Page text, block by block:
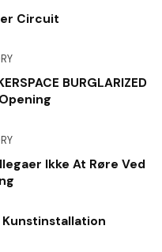
Circuit
BURGLARIZED
Ikke At Røre Ved